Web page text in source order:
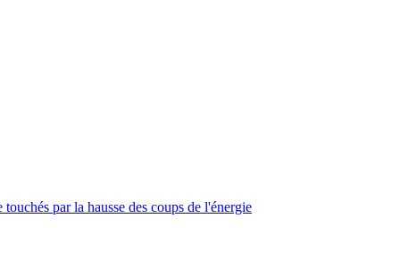
par la hausse des coups de l'énergie